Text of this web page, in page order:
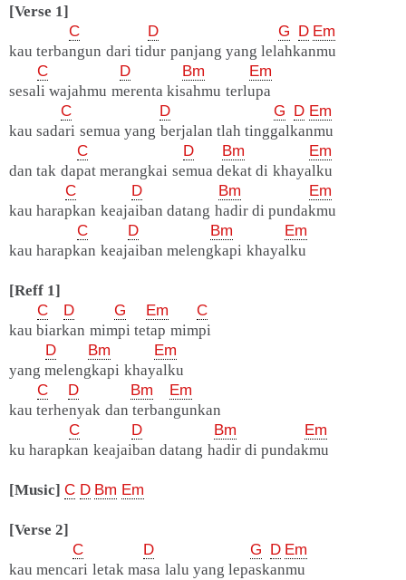
[Verse 1]
C
D G D Em
kau terbangun dari tidur panjang yang lelahkanmu
C
D Bm
Em
sesali wajahmu merenta kisahmu terlupa
C
D G D Em
kau sadari semua yang berjalan tlah tinggalkanmu
C
D Bm
Em
dan tak dapat merangkai semua dekat di khayalku
C
D Bm
Em
kau harapkan keajaiban datang hadir di pundakmu
C
D Bm
Em
kau harapkan keajaiban melengkapi khayalku
[Reff 1]
C
D G Em
C
kau biarkan mimpi tetap mimpi
D
Bm
Em
yang melengkapi khayalku
C
D Bm
Em
kau terhenyak dan terbangunkan
C
D Bm
Em
ku harapkan keajaiban datang hadir di pundakmu
[Music] C D Bm Em
[Verse 2]
C
D G D Em
kau mencari letak masa lalu yang lepaskanmu